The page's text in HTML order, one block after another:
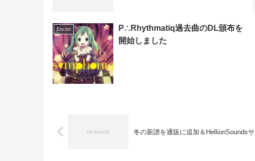
Eru.txt
P∴Rhythmatiq過去曲のDL頒布を
開始しました
冬の新譜を通販に追加＆HellionSounds